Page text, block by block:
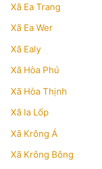
Xã Ea Trang
Xã Ea Wer
Xã Ealy
Xã Hòa Phú
Xã Hòa Thịnh
Xã Ia Lốp
Xã Krông Á
Xã Krông Bông